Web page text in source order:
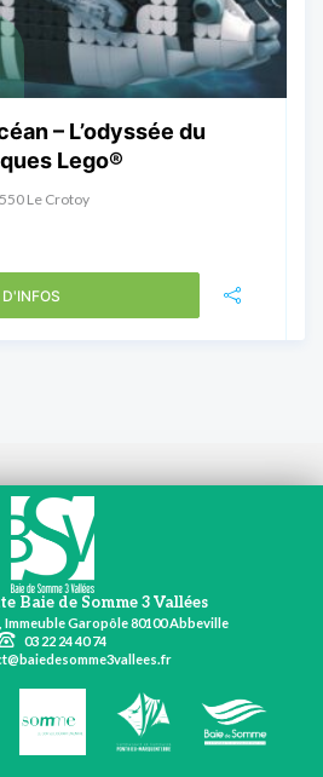
– L’odyssée du
Lego®
Le Crotoy
Baie de Somme 3 Vallées
Immeuble Garopôle 80100 Abbeville
03 22 24 40 74